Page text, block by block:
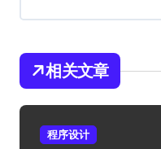
相关文章
程序设计